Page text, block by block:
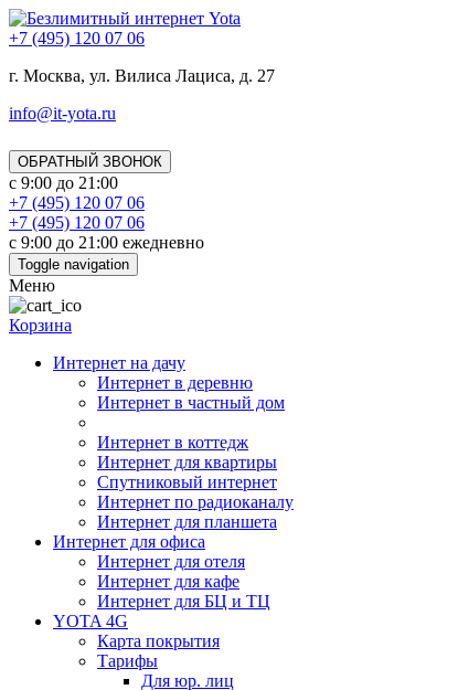
+7 (495) 120 07 06
г. Москва, ул. Вилиса Лациса, д. 27
info@it-yota.ru
ОБРАТНЫЙ ЗВОНОК
с 9:00 до 21:00
+7 (495) 120 07 06
+7 (495) 120 07 06
с 9:00 до 21:00 ежедневно
Toggle navigation
Меню
Корзина
Интернет на дачу
Интернет в деревню
Интернет в частный дом
Интернет в коттедж
Интернет для квартиры
Спутниковый интернет
Интернет по радиоканалу
Интернет для планшета
Интернет для офиса
Интернет для отеля
Интернет для кафе
Интернет для БЦ и ТЦ
YOTA 4G
Карта покрытия
Тарифы
Для юр. лиц